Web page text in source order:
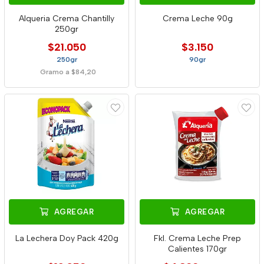
Alqueria Crema Chantilly
250gr
$21.050
250gr
Gramo a $84,20
Crema Leche 90g
$3.150
90gr
AGREGAR
La Lechera Doy Pack 420g
AGREGAR
Fkl. Crema Leche Prep
Calientes 170gr